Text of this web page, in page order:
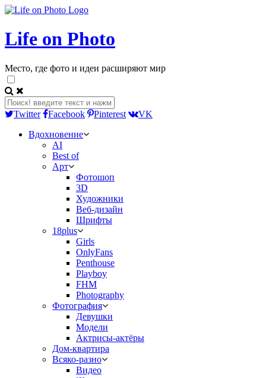
Life on Photo
Место, где фото и идеи расширяют мир
Twitter Facebook Pinterest
VK
Вдохновение
AI
Best of
Арт
Фотошоп
3D
Художники
Веб-дизайн
Шрифты
18plus
Girls
OnlyFans
Penthouse
Playboy
FHM
Photography
Фотография
Девушки
Модели
Актрисы-актёры
Дом-квартира
Всяко-разно
Видео